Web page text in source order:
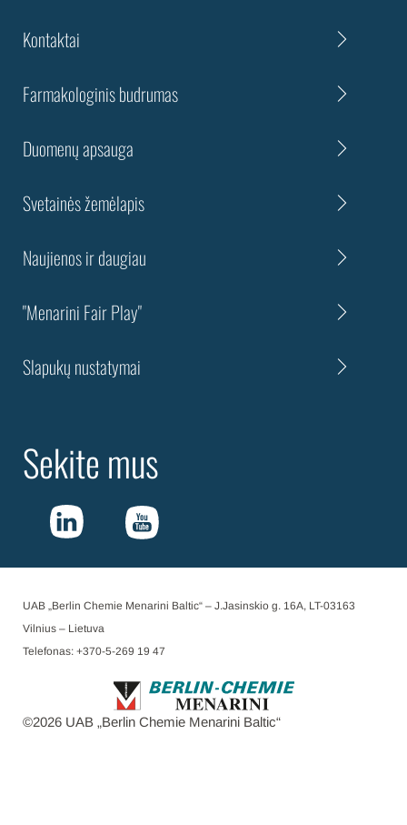
Kontaktai
Farmakologinis budrumas
Duomenų apsauga
Svetainės žemėlapis
Naujienos ir daugiau
"Menarini Fair Play"
Slapukų nustatymai
Sekite mus
UAB „Berlin Chemie Menarini Baltic“ – J.Jasinskio g. 16A, LT-03163
Vilnius – Lietuva
Telefonas: +370-5-269 19 47
©2026 UAB „Berlin Chemie Menarini Baltic“